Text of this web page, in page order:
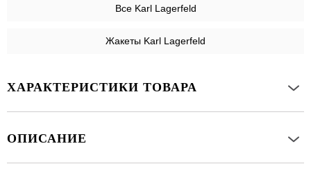
Все Karl Lagerfeld
Жакеты Karl Lagerfeld
ХАРАКТЕРИСТИКИ ТОВАРА
ОПИСАНИЕ